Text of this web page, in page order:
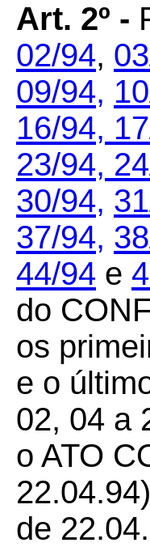
Art. 2º -
02/94,
09/94,
16/94,
23/94,
30/94,
37/94,
44/94 e
do
os
e o
02, 04 a
o ATO
de